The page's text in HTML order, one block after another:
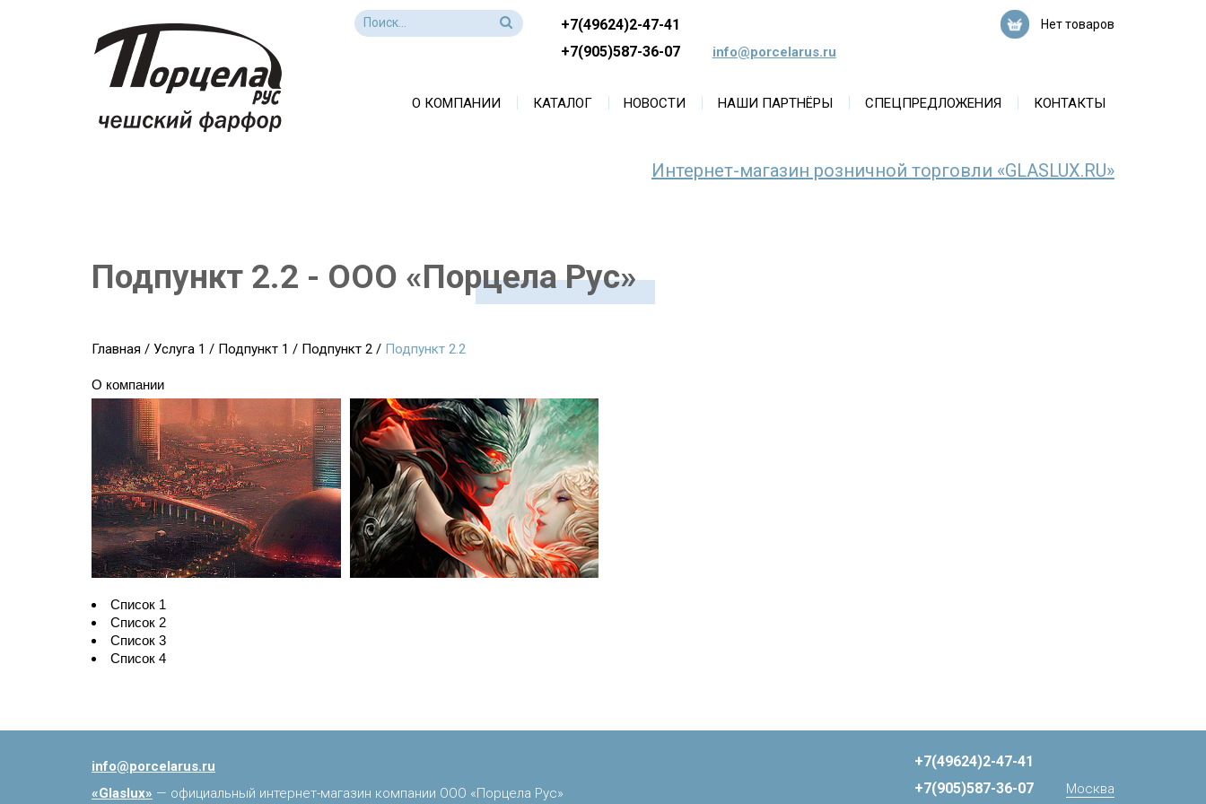
+7(49624)2-47-41
+7(905)587-36-07
info@porcelarus.ru
Нет товаров
О КОМПАНИИ КАТАЛОГ НОВОСТИ НАШИ ПАРТНЁРЫ СПЕЦПРЕДЛОЖЕНИЯ КОНТАКТЫ
Интернет-магазин розничной торговли «GLASLUX.RU»
Подпункт 2.2 - ООО «Порцела Рус»
Главная / Услуга 1 / Подпункт 1 / Подпункт 2 / Подпункт 2.2
О компании
Список 1
Список 2
Список 3
Список 4
info@porcelarus.ru
«Glaslux» — официальный интернет-магазин компании ООО «Порцела Рус»
+7(49624)2-47-41
+7(905)587-36-07
Москва